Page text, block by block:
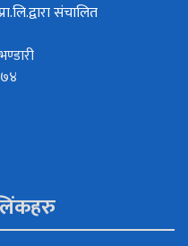
संचालित